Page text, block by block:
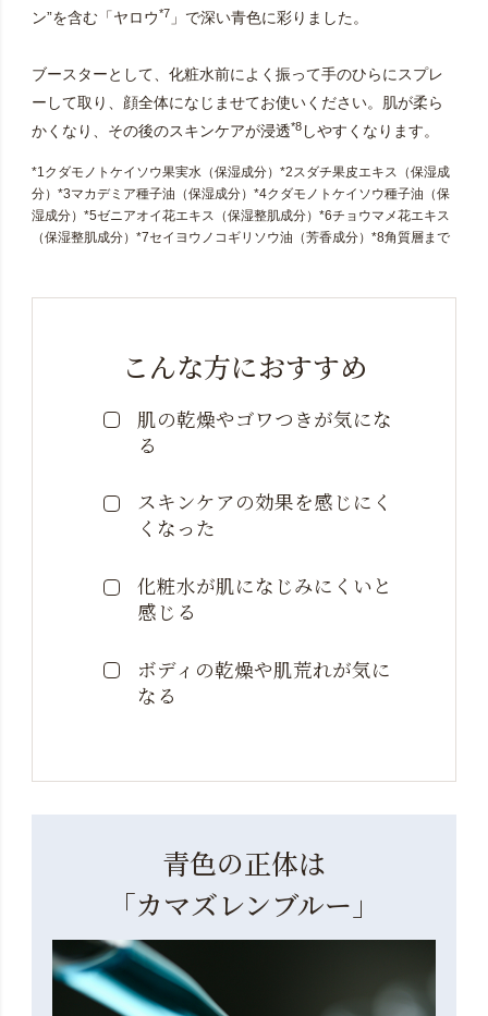
ン”を含む「ヤロウ*7 」で深い青色に彩りました。
ブースターとして、化粧水前によく振って手のひらにスプレ
ーして取り、顔全体になじませてお使いください。肌が柔ら
かくなり、その後のスキンケアが浸透*8しやすくなります。
*1クダモノトケイソウ果実水（保湿成分）*2スダチ果皮エキス（保湿成
分）*3マカデミア種子油（保湿成分）*4クダモノトケイソウ種子油（保
湿成分）*5ゼニアオイ花エキス（保湿整肌成分）*6チョウマメ花エキス
（保湿整肌成分）*7セイヨウノコギリソウ油（芳香成分）*8角質層まで
こんな方におすすめ
肌の乾燥やゴワつきが気にな
る
スキンケアの効果を感じにく
くなった
化粧水が肌になじみにくいと
感じる
ボディの乾燥や肌荒れが気に
なる
青色の正体は
「カマズレンブルー」